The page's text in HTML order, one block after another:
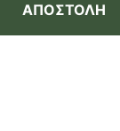
ΑΠΟΣΤΟΛΗ